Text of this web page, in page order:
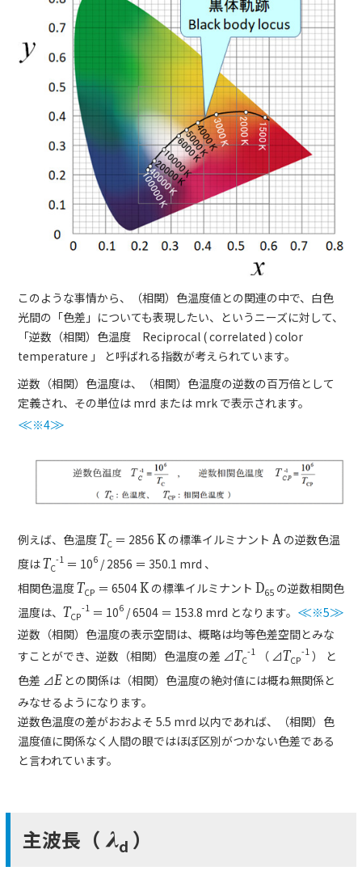
このような事情から、（相関）色温度値との関連の中で、白色
光間の「色差」についても表現したい、というニーズに対して、
「逆数（相関）色温度 Reciprocal ( correlated ) color
temperature 」 と呼ばれる指数が考えられています。
逆数（相関）色温度は、（相関）色温度の逆数の百万倍として
定義され、その単位は mrd または mrk で表示されます。
≪※4≫
例えば、色温度TC ＝ 2856 K の標準イルミナント A の逆数色温
度はTC
-1 ＝ 106 / 2856 ＝ 350.1 mrd 、
相関色温度TCP ＝ 6504K の標準イルミナント D65 の逆数相関色
温度は、 TCP
-1 ＝ 106 / 6504 ＝ 153.8 mrd となります。 ≪※5≫
逆数（相関）色温度の表示空間は、概略は均等色差空間とみな
すことができ、逆数（相関）色温度の差 ⊿TC
-1 （ ⊿TCP
-1 ） と
色差 ⊿Eとの関係は（相関）色温度の絶対値には概ね無関係と
みなせるようになります。
逆数色温度の差がおおよそ 5.5 mrd 以内であれば、（相関）色
温度値に関係なく人間の眼ではほぼ区別がつかない色差である
と言われています。
主波長（ λd ）